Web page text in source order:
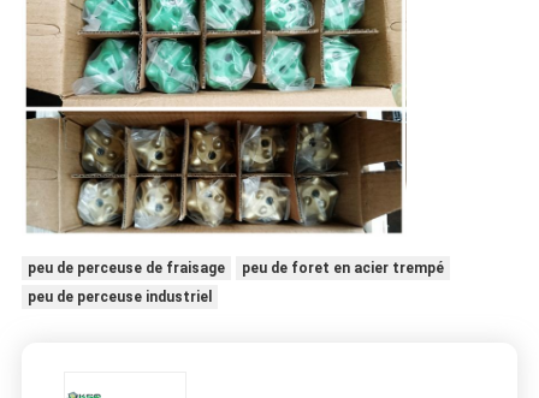
peu de perceuse de fraisage
peu de foret en acier trempé
peu de perceuse industriel